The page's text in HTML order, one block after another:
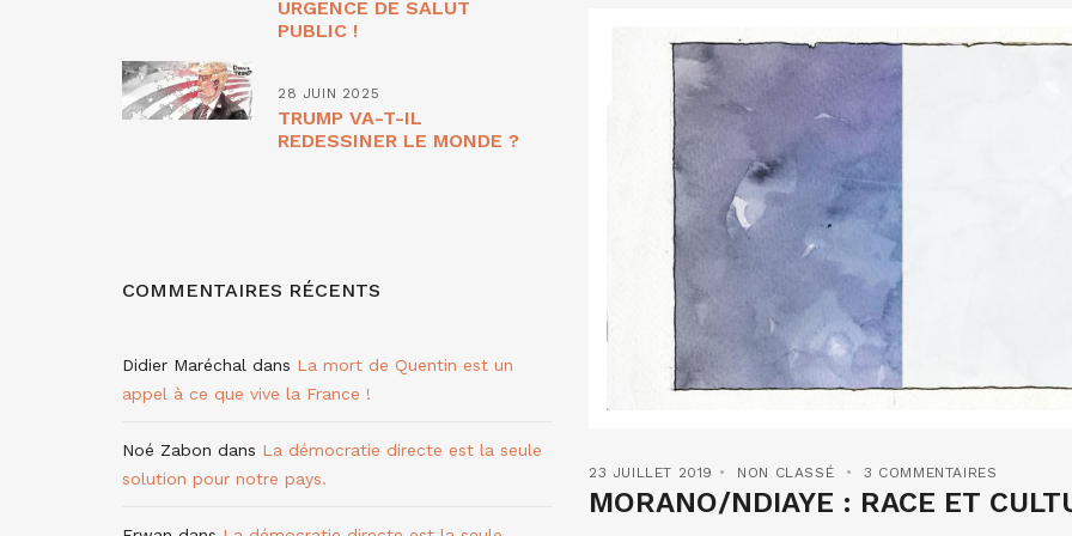
23 JUILLET 2019 NON CLASSÉ 3 COMMENTAIRES
MORANO/NDIAYE : RACE ET
URGENCE DE SALUT
PUBLIC !
28 JUIN 2025
TRUMP VA-T-IL
REDESSINER LE MONDE ?
COMMENTAIRES RÉCENTS
Didier Maréchal dans La mort de Quentin est un
appel à ce que vive la France !
Noé Zabon dans La démocratie directe est la seule
solution pour notre pays.